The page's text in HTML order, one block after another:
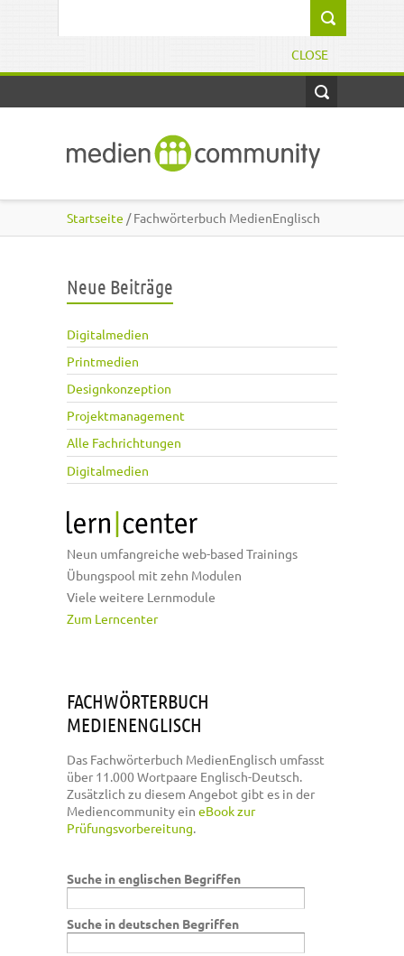
CLOSE
Startseite / Fachwörterbuch MedienEnglisch
Neue Beiträge
Digitalmedien
Printmedien
Designkonzeption
Projektmanagement
Alle Fachrichtungen
Digitalmedien
Neun umfangreiche web-based Trainings
Übungspool mit zehn Modulen
Viele weitere Lernmodule
Zum Lerncenter
FACHWÖRTERBUCH
MEDIENENGLISCH
Das Fachwörterbuch MedienEnglisch umfasst
über 11.000 Wortpaare Englisch-Deutsch.
Zusätzlich zu diesem Angebot gibt es in der
Mediencommunity ein eBook zur
Prüfungsvorbereitung.
Suche in englischen Begriffen
Suche in deutschen Begriffen